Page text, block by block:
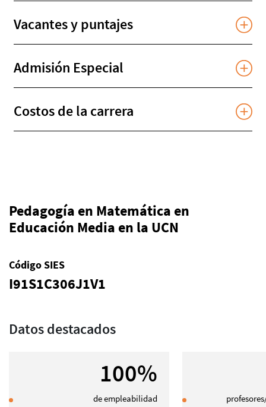
Vacantes y puntajes
Admisión Especial
Costos de la carrera
Pedagogía en Matemática en
Educación Media en la UCN
Código SIES
I91S1C306J1V1
Datos destacados
100%
de empleabilidad